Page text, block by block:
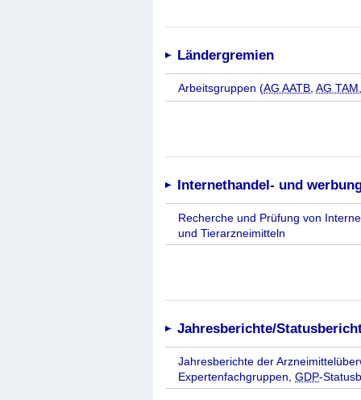
Ländergremien
Arbeitsgruppen (AG AATB AG TAM
Internethandel- und
Recherche und Prüfung von
und Tierarzneimitteln
Jahresberichte/
Jahresberichte der
Expertenfachgruppen, GDP-